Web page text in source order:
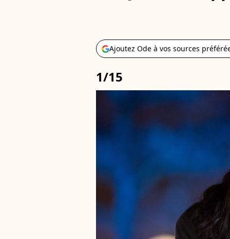
Ajoutez Ode à vos sources
1/15